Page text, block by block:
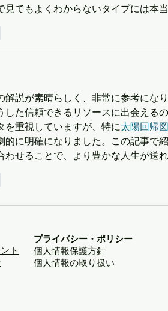
見てもよくわからないタイプには本
解説が素晴らしく、非常に参考にな
した信頼できるリソースに出会える
を重視していますが、特に太陽回帰図
的に明確になりました。この記事で
せることで、より豊かな人生が送
ト
プライバシー・ポリシー
個人情報保護方針
個人情報の取り扱い